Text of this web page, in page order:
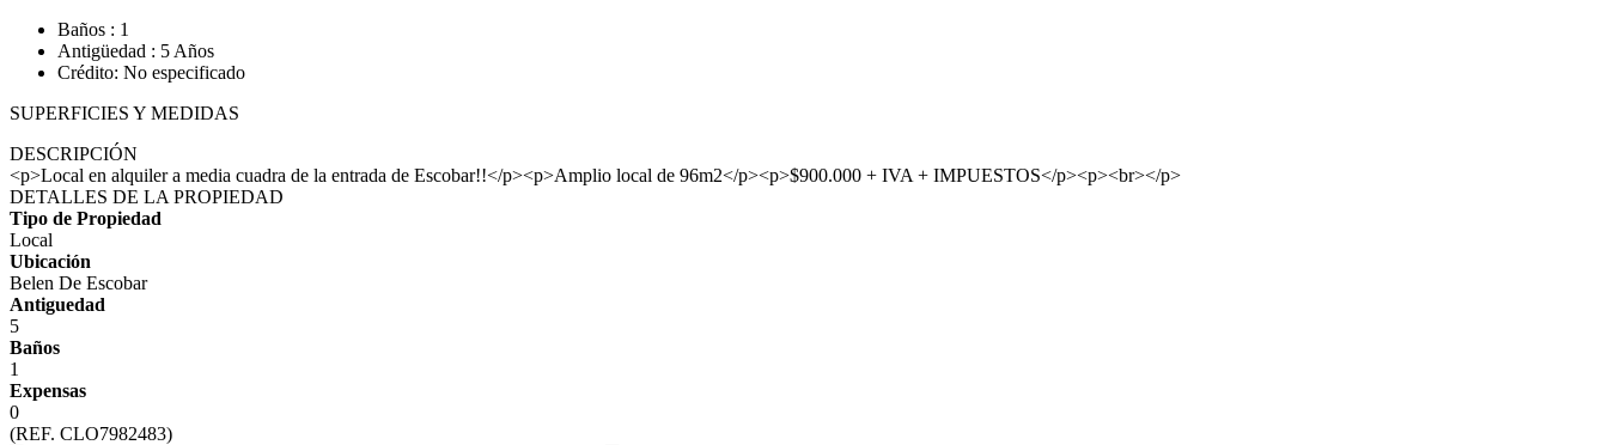
Baños : 1
Antigüedad : 5 Años
Crédito: No especificado
SUPERFICIES Y MEDIDAS
DESCRIPCIÓN
<p>Local en alquiler a media cuadra de la entrada de Escobar!!</p><p>Amplio local de 96m2</p><p>$900.000 + IVA + IMPUESTOS</p><p><br></p>
DETALLES DE LA PROPIEDAD
Tipo de Propiedad
Local
Ubicación
Belen De Escobar
Antiguedad
5
Baños
1
Expensas
0
(REF. CLO7982483)